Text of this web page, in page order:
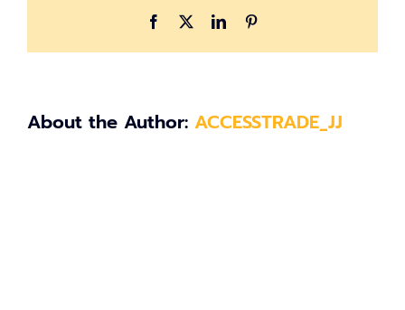
Facebook LinkedIn
About the Author: ACCESSTRADE_JJ